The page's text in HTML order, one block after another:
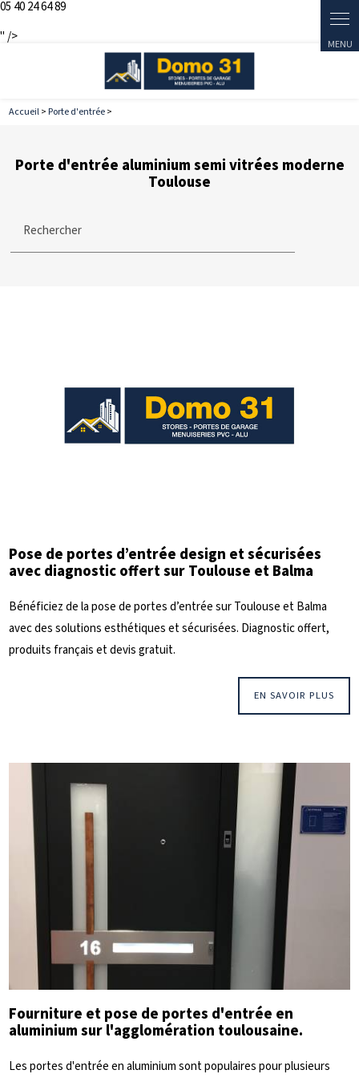
05 40 24 64 89
" />
Accueil>Porte d'entrée>
Porte d'entrée aluminium semi vitrées moderne
Toulouse
Rechercher
Pose de portes d’entrée design et sécurisées
avec diagnostic offert sur Toulouse et Balma
Bénéficiez de la pose de portes d’entrée sur Toulouse et Balma
avec des solutions esthétiques et sécurisées. Diagnostic offert,
produits français et devis gratuit.
EN SAVOIR PLUS
Fourniture et pose de portes d'entrée en
aluminium sur l'agglomération toulousaine.
Les portes d'entrée en aluminium sont populaires pour plusieurs
Panneau de gestion des cookies